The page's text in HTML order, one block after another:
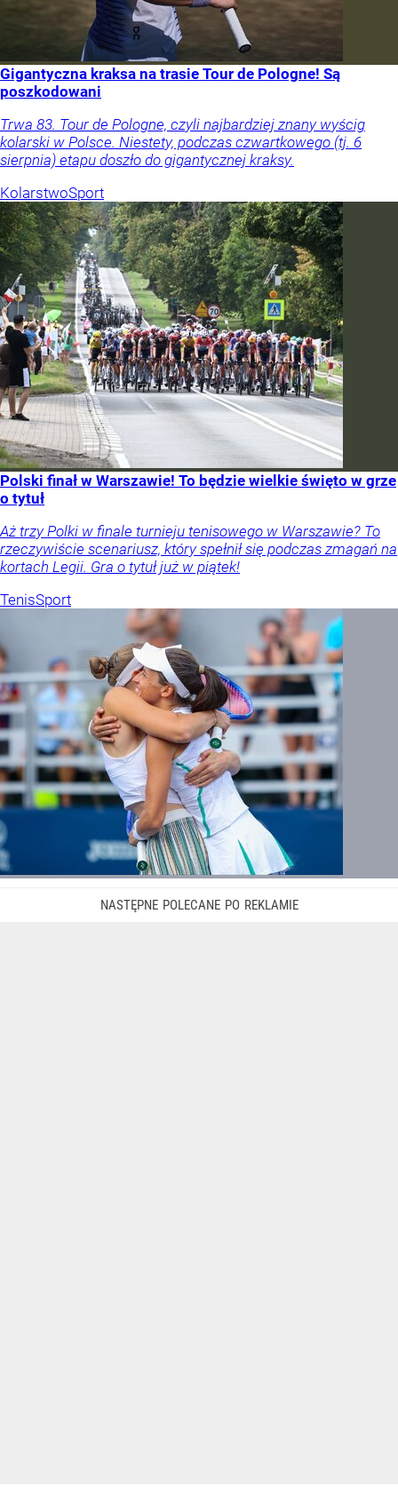
Gigantyczna kraksa na trasie Tour de Pologne! Są
poszkodowani
Trwa 83. Tour de Pologne, czyli najbardziej znany wyścig
kolarski w Polsce. Niestety, podczas czwartkowego (tj. 6
sierpnia) etapu doszło do gigantycznej kraksy.
KolarstwoSport
Polski finał w Warszawie! To będzie wielkie święto w grze
o tytuł
Aż trzy Polki w finale turnieju tenisowego w Warszawie? To
rzeczywiście scenariusz, który spełnił się podczas zmagań na
kortach Legii. Gra o tytuł już w piątek!
TenisSport